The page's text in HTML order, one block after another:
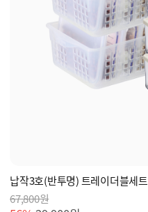
납작3호(반투명) 트레이더블세트
67,800원